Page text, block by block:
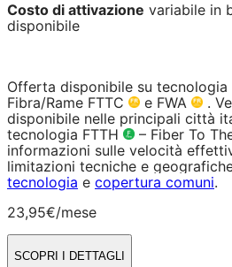
Costo di attivazione variabile in
disponibile
Offerta disponibile su tecnologia
Fibra/Rame FTTC
e FWA
.
disponibile nelle principali città
tecnologia FTTH
– Fiber To
informazioni sulle velocità
limitazioni tecniche e
tecnologia e copertura comuni.
23,95€/mese
SCOPRI I DETTAGLI